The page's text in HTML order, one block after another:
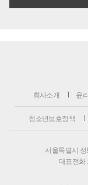
회사소개 윤
청소년보호정책
서울특별시
대표전화